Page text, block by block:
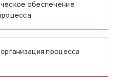
обеспечение
процесса